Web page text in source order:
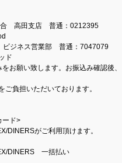
合 高田支店 普通：0212395
ジネス営業部 普通：7047079
ド
お願い致します。お振込み確認後、
負担いただいております。
ード>
DINERSがご利用頂けます。
DINERS 一括払い